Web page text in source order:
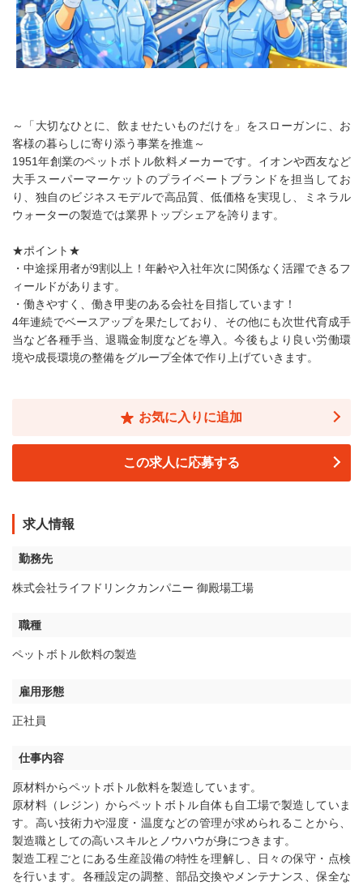
～「大切なひとに、飲ませたいものだけを」をスローガンに、お
客様の暮らしに寄り添う事業を推進～
1951年創業のペットボトル飲料メーカーです。イオンや西友など
大手スーパーマーケットのプライベートブランドを担当してお
り、独自のビジネスモデルで高品質、低価格を実現し、ミネラル
ウォーターの製造では業界トップシェアを誇ります。
★ポイント★
・中途採用者が9割以上！年齢や入社年次に関係なく活躍できるフ
ィールドがあります。
・働きやすく、働き甲斐のある会社を目指しています！
4年連続でベースアップを果たしており、その他にも次世代育成手
当など各種手当、退職金制度などを導入。今後もより良い労働環
境や成長環境の整備をグループ全体で作り上げていきます。
お気に入りに追加
この求人に応募する
求人情報
勤務先
株式会社ライフドリンクカンパニー 御殿場工場
職種
ペットボトル飲料の製造
雇用形態
正社員
仕事内容
原材料からペットボトル飲料を製造しています。
原材料（レジン）からペットボトル自体も自工場で製造していま
す。高い技術力や湿度・温度などの管理が求められることから、
製造職としての高いスキルとノウハウが身につきます。
製造工程ごとにある生産設備の特性を理解し、日々の保守・点検
を行います。各種設定の調整、部品交換やメンテナンス、保全な